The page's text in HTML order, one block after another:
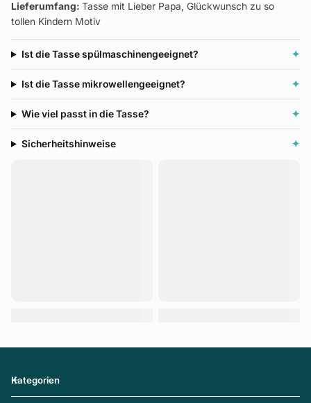
Lieferumfang: Tasse mit Lieber Papa, Glückwunsch zu so
tollen Kindern Motiv
Ist die Tasse spülmaschinengeeignet? ✦
Ist die Tasse mikrowellengeeignet? ✦
Wie viel passt in die Tasse? ✦
Sicherheitshinweise ✦
Kategorien